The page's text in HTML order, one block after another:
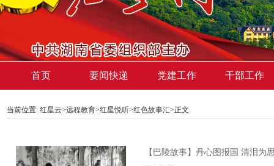
首页 要闻快递 党建工作 干部工作
当前位置: 红星云>远程教育>红星悦听>红色故事汇>正文
【巴陵故事】丹心图报国 清泪